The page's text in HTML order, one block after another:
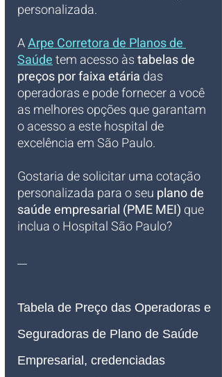
personalizada.
A Arpe Corretora de Planos de
Saúdetem acesso às tabelas de
preços por faixa etária das
operadoras e pode fornecer a você
as melhores opções que garantam
o acesso a este hospital de
excelência em São Paulo.
Gostaria de solicitar uma cotação
personalizada para o seu plano de
saúde empresarial (PME MEI) que
inclua o Hospital São Paulo?
__
Tabela de Preço das Operadoras e
Seguradoras de Plano de Saúde
Empresarial , credenciadas